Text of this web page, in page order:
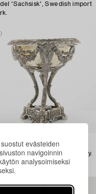
evästeiden
navigoinnin
analysoimiseksi
'Sachsisk', Swedish import
bowl,
Empire style, 20th century.